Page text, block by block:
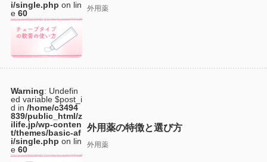
i/single.php on lin
e 60 外用薬
Warning: Undefin
ed variable $post_i
d in /home/c3494
839/public_html/z
ilife.jp/wp-conten
t/themes/basic-af
i/single.php on lin
e 60
外用薬の特徴と選び方
外用薬